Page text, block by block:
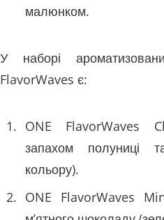
малюнком.
У наборі
FlavorWaves є:
ONE FlavorWaves
запахом полуниці
кольору).
ONE FlavorWaves